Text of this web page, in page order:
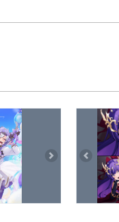
Next Previous